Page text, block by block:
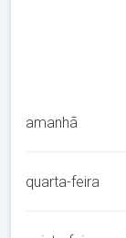
amanhã
quarta-feira